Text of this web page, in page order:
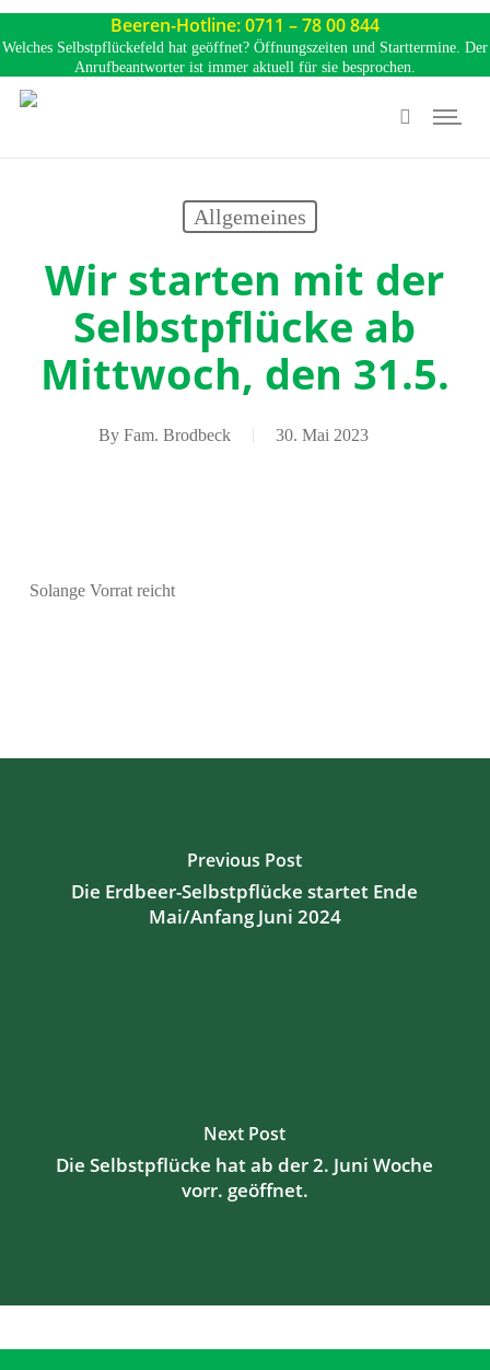
Skip
to
main
content
Beeren-Hotline: 0711 – 78 00 844
Welches Selbstpflückefeld hat geöffnet? Öffnungszeiten und Starttermine. Der
Anrufbeantworter ist immer aktuell für sie besprochen.
search
Menu
Allgemeines
Wir starten mit der
Selbstpflücke ab
Mittwoch, den 31.5.
By Fam. Brodbeck 30. Mai 2023
Solange Vorrat reicht
Previous Post
Die Erdbeer-Selbstpflücke startet Ende
Mai/Anfang Juni 2024
Next Post
Die Selbstpflücke hat ab der 2. Juni Woche
vorr. geöffnet.